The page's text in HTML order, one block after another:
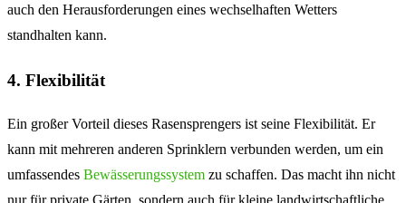
auch den Herausforderungen eines wechselhaften Wetters
standhalten kann.
4. Flexibilität
Ein großer Vorteil dieses Rasensprengers ist seine Flexibilität. Er
kann mit mehreren anderen Sprinklern verbunden werden, um ein
umfassendes Bewässerungssystem zu schaffen. Das macht ihn nicht